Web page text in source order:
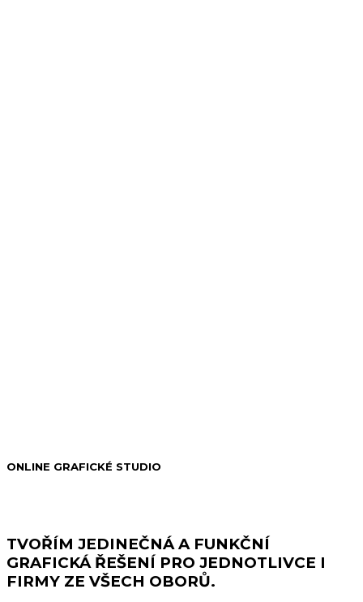
ONLINE GRAFICKÉ STUDIO
TVOŘÍM JEDINEČNÁ A FUNKČNÍ
GRAFICKÁ ŘEŠENÍ PRO JEDNOTLIVCE I
FIRMY ZE VŠECH OBORŮ.